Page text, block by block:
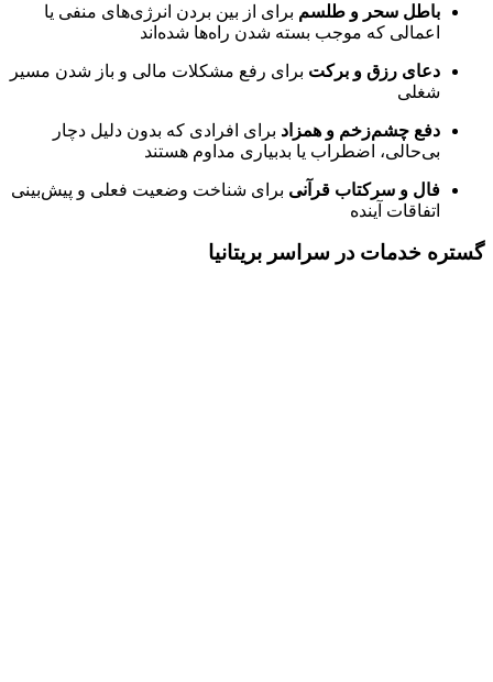
باطل سحر و طلسم برای از بین بردن انرژی‌های منفی یا
اعمالی که موجب بسته شدن راه‌ها شده‌اند
دعای رزق و برکت برای رفع مشکلات مالی و باز شدن مسیر
شغلی
دفع چشم‌زخم و همزاد برای افرادی که بدون دلیل دچار
بی‌حالی، اضطراب یا بدبیاری مداوم هستند
فال و سرکتاب قرآنی برای شناخت وضعیت فعلی و پیش‌بینی
اتفاقات آینده
گستره خدمات در سراسر بریتانیا